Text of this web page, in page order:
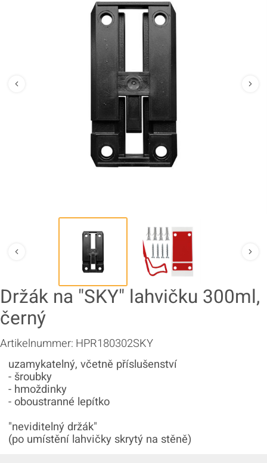
Držák na "SKY" lahvičku 300ml,
černý
Artikelnummer: HPR180302SKY
uzamykatelný, včetně příslušenství
- šroubky
- hmoždinky
- oboustranné lepítko
"neviditelný držák"
(po umístění lahvičky skrytý na stěně)